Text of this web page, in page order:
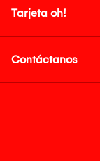
Tarjeta oh!
Contáctanos